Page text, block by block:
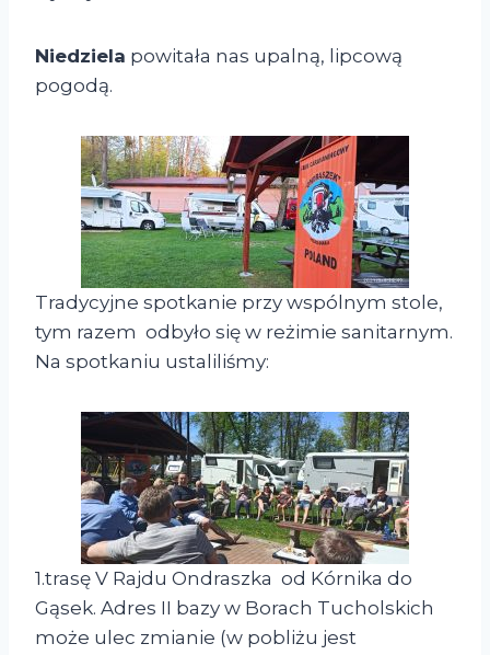
Niedziela powitała nas upalną, lipcową
pogodą.
Tradycyjne spotkanie przy wspólnym stole,
tym razem odbyło się w reżimie sanitarnym.
Na spotkaniu ustaliliśmy:
1.trasę V Rajdu Ondraszka od Kórnika do
Gąsek. Adres II bazy w Borach Tucholskich
może ulec zmianie (w pobliżu jest